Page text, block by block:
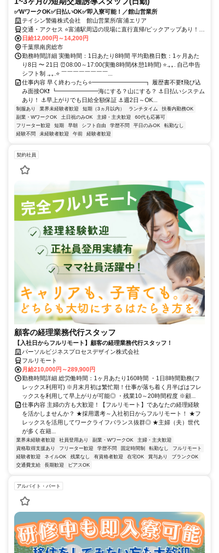
✅WワークOK✅日払いOK✅即入寮可能！／館山営業所
テイシン警備株式会社 館山営業所/富浦エリア
交通・アクセス ⭐富浦駅周辺の現場に直行直帰/ピックアップあり！移
動の心配は不要です♪
日給12,000円～14,200円
千葉県南房総市
勤務時間詳細 実働時間：1日あたり8時間 平均勤務日数：1ヶ月あた
り8日 〜 21日 ⏰08:00～17:00(実働8時間/休憩1時間) ⭐.｡｡. 自己申告
シフト制 .｡｡.⭐ ￣￣￣￣￣￣￣￣...
仕事内容 早く終わったら⭐━━━━━━━━━┓ 履歴書不要❗飛び込
み面接OK❗ ┗━━━━━━━海にする？山にする？ ⚓日払いシステム
あり！ ⚓早上がりでも日給全額保証 ⚓週2日～OK...
制服あり 業界未経験者歓迎 短期（3ヵ月以内） ランチタイム
扶養内勤務OK
副業・WワークOK
土日祝のみOK 主婦・主夫歓迎
60代も応募可
フリーター歓迎
短期 早朝 シフト自由 学歴不問 平日のみOK
転勤なし
経験不問
未経験者歓迎 午前 経験者歓迎
契約社員
顧客の経理業務代行スタッフ
【入社日からフルリモート】顧客の経理業務代行スタッフ！
パーソルビジネスプロセスデザイン株式会社
フルリモート
月給210,000円～289,900円
勤務時間詳細 総労働時間：1ヶ月あたり160時間 ・1日8時間勤務(フ
レックス利用可) ※月末月初は繁忙期！仕事が落ち着く月半ばはフレ
ックスを利用して早上がりが可能◎ ・残業10～20時間程度 ※顧...
仕事内容 主婦の方も大歓迎！【フルリモート】であなたの経理経験
を活かしませんか？ ★採用選考～入社初日からフルリモート！ ★フ
レックスを活用してワークライフバランス抜群◎ ★主婦（夫）世代
が多く在籍...
業界未経験者歓迎 社員登用あり 副業・WワークOK
主婦・主夫歓迎
資格取得支援あり
フリーター歓迎 学歴不問 固定時間制 転勤なし
フルリモート
経験者歓迎
ネイルOK 残業なし 有資格者歓迎 在宅OK 賞与あり
ブランクOK
交通費支給
長期歓迎 ピアスOK
アルバイト・パート